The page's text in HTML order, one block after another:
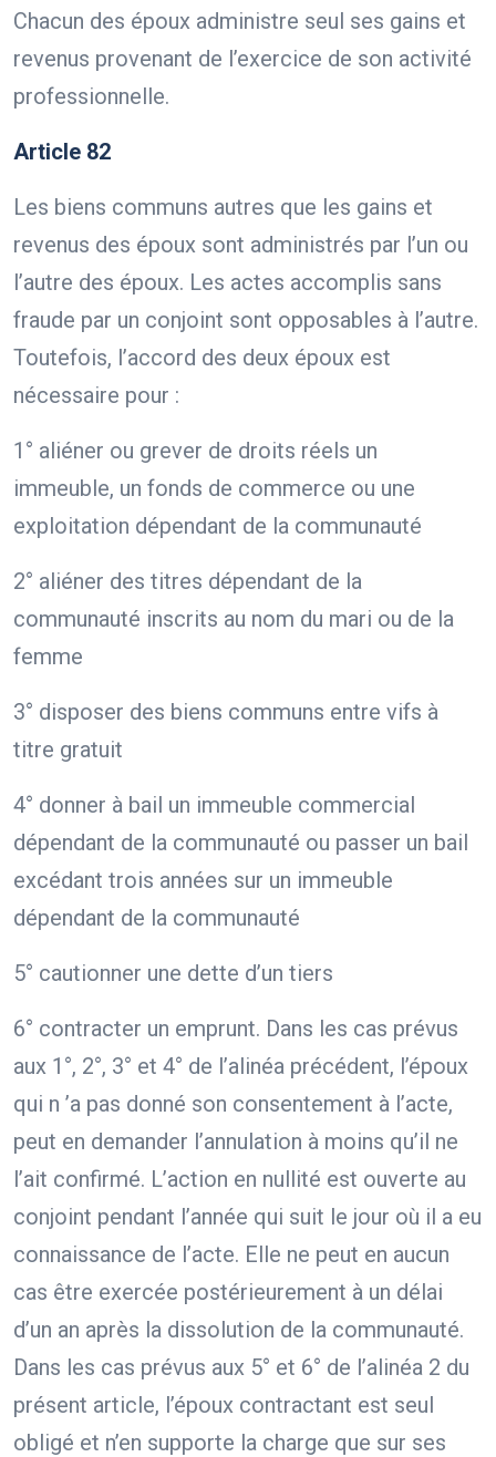
Chacun des époux administre seul ses gains et
revenus provenant de l’exercice de son activité
professionnelle.
Article 82
Les biens communs autres que les gains et
revenus des époux sont administrés par l’un ou
l’autre des époux. Les actes accomplis sans
fraude par un conjoint sont opposables à l’autre.
Toutefois, l’accord des deux époux est
nécessaire pour :
1° aliéner ou grever de droits réels un
immeuble, un fonds de commerce ou une
exploitation dépendant de la communauté
2° aliéner des titres dépendant de la
communauté inscrits au nom du mari ou de la
femme
3° disposer des biens communs entre vifs à
titre gratuit
4° donner à bail un immeuble commercial
dépendant de la communauté ou passer un bail
excédant trois années sur un immeuble
dépendant de la communauté
5° cautionner une dette d’un tiers
6° contracter un emprunt. Dans les cas prévus
aux 1°, 2°, 3° et 4° de l’alinéa précédent, l’époux
qui n ’a pas donné son consentement à l’acte,
peut en demander l’annulation à moins qu’il ne
l’ait confirmé. L’action en nullité est ouverte au
conjoint pendant l’année qui suit le jour où il a eu
connaissance de l’acte. Elle ne peut en aucun
cas être exercée postérieurement à un délai
d’un an après la dissolution de la communauté.
Dans les cas prévus aux 5° et 6° de l’alinéa 2 du
présent article, l’époux contractant est seul
obligé et n’en supporte la charge que sur ses